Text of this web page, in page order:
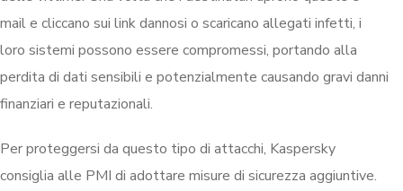
mail e cliccano sui link dannosi o scaricano allegati infetti, i
loro sistemi possono essere compromessi, portando alla
perdita di dati sensibili e potenzialmente causando gravi danni
finanziari e reputazionali.
Per proteggersi da questo tipo di attacchi, Kaspersky
consiglia alle PMI di adottare misure di sicurezza aggiuntive.